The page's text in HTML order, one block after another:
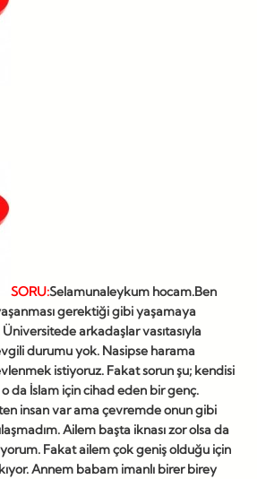
SORU:Selamunaleykum hocam.Ben
gerektiği gibi yaşamaya
Üniversitede arkadaşlar vasıtasıyla
durumu yok. Nasipse harama
istiyoruz. Fakat sorun şu; kendisi
da İslam için cihad eden bir genç.
insan var ama çevremde onun gibi
Ailem başta iknası zor olsa da
Fakat ailem çok geniş olduğu için
Annem babam imanlı birer birey